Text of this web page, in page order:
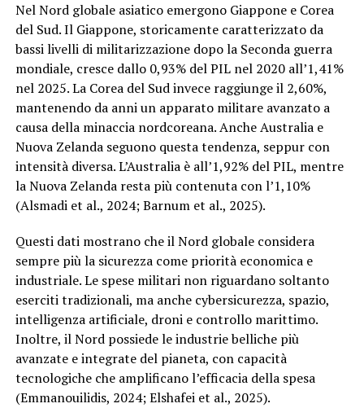
Nel Nord globale asiatico emergono Giappone e Corea
del Sud. Il Giappone, storicamente caratterizzato da
bassi livelli di militarizzazione dopo la Seconda guerra
mondiale, cresce dallo 0,93% del PIL nel 2020 all’1,41%
nel 2025. La Corea del Sud invece raggiunge il 2,60%,
mantenendo da anni un apparato militare avanzato a
causa della minaccia nordcoreana. Anche Australia e
Nuova Zelanda seguono questa tendenza, seppur con
intensità diversa. L’Australia è all’1,92% del PIL, mentre
la Nuova Zelanda resta più contenuta con l’1,10%
(Alsmadi et al., 2024; Barnum et al., 2025).
Questi dati mostrano che il Nord globale considera
sempre più la sicurezza come priorità economica e
industriale. Le spese militari non riguardano soltanto
eserciti tradizionali, ma anche cybersicurezza, spazio,
intelligenza artificiale, droni e controllo marittimo.
Inoltre, il Nord possiede le industrie belliche più
avanzate e integrate del pianeta, con capacità
tecnologiche che amplificano l’efficacia della spesa
(Emmanouilidis, 2024; Elshafei et al., 2025).